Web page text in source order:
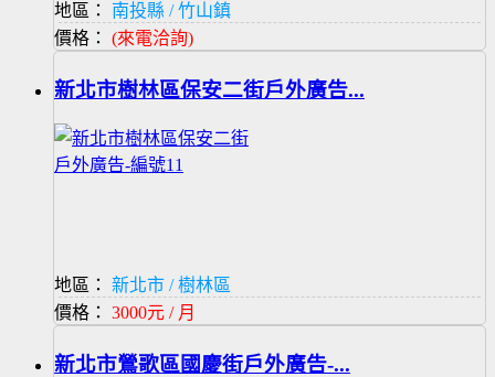
地區：
南投縣 / 竹山鎮
價格： (來電洽詢)
新北市樹林區保安二街戶外廣告...
地區：
新北市 / 樹林區
價格： 3000元 / 月
新北市鶯歌區國慶街戶外廣告-...